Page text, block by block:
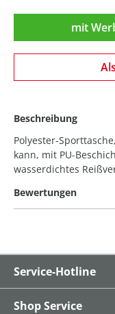
mit
Beschreibung
Polyester-
kann, mit PU-
wasserdichtes
Bewertungen
Service-Hotline
Shop Service